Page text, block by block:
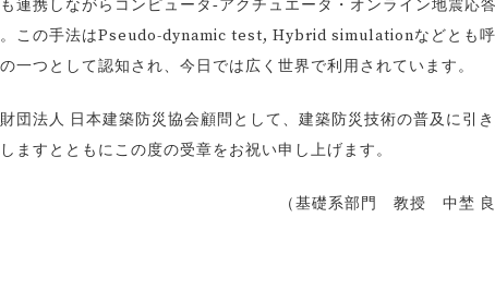
連携しながらコンピュータ‐アクチュエータ・オンライン地震応
。この手法はPseudo-dynamic test, Hybrid simulationなどとも
一つとして認知され、今日では広く世界で利用されています。
団法人 日本建築防災協会顧問として、建築防災技術の普及に引
ますとともにこの度の受章をお祝い申し上げます。
（基礎系部門 教授 中埜